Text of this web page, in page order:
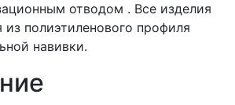
отводом . Все изделия
из полиэтиленового профиля
навивки.